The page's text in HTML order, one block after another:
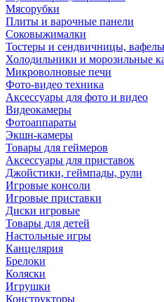
Мясорубки
Плиты и варочные панели
Соковыжималки
Тостеры и сендвичницы,
Холодильники и морозильные
Микроволновые печи
Фото-видео техника
Аксессуары для фото и видео
Видеокамеры
Фотоаппараты
Экшн-камеры
Товары для геймеров
Аксессуары для приставок
Джойстики, геймпады, рули
Игровые консоли
Игровые приставки
Диски игровые
Товары для детей
Настольные игры
Канцелярия
Брелоки
Коляски
Игрушки
Конструкторы